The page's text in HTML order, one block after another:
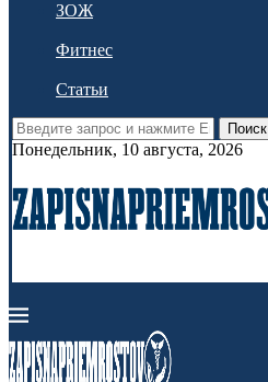
ЗОЖ
Фитнес
Статьи
Поиск
Понедельник, 10 августа, 2026